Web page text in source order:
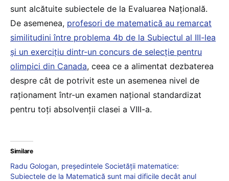
sunt alcătuite subiectele de la Evaluarea Națională.
De asemenea, profesori de matematică au remarcat
similitudini între problema 4b de la Subiectul al III-lea
și un exercițiu dintr-un concurs de selecție pentru
olimpici din Canada, ceea ce a alimentat dezbaterea
despre cât de potrivit este un asemenea nivel de
raționament într-un examen național standardizat
pentru toți absolvenții clasei a VIII-a.
Similare
Radu Gologan, președintele Societății matematice:
Subiectele de la Matematică sunt mai dificile decât anul